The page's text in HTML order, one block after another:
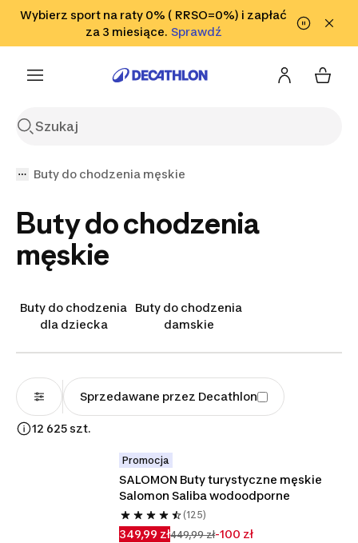
Przejdź do wyszukiwania Przejdź do treści
Przejdź
Wybierz sport na raty 0% ( RRSO=0%) i zapłać
za 3 miesiące. SprawdźSprawdź
Sprawdź
Buty do chodzenia męskie
Buty do chodzenia
męskie
Buty do chodzenia
dla dziecka
Buty do chodzenia
damskie
Sprzedawane przez Decathlon
12 625 szt.
Promocja
SALOMON Buty turystyczne męskie
Salomon Saliba wodoodporne
(125)
349,99 zł449,99 zł-100 zł